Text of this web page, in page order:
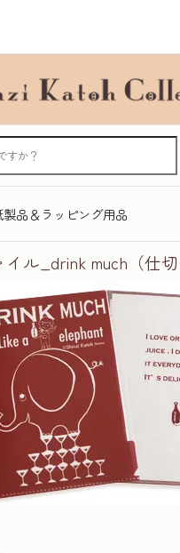
品＆ラッピング用品
ル_drink much（仕切